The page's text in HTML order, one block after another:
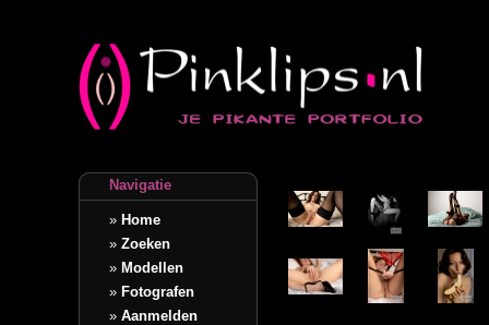
Navigatie
» Home
» Zoeken
» Modellen
» Fotografen
» Aanmelden